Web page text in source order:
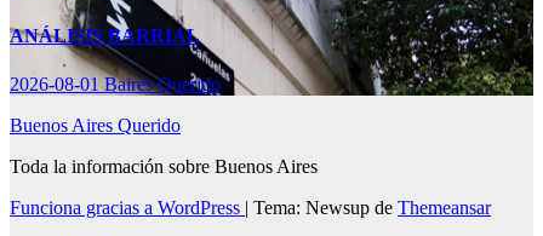
ANÁLISIS BARRIAL
2026-08-01Baires Querido
Buenos Aires Querido
Toda la información sobre Buenos Aires
Funciona gracias a WordPress | Tema: Newsup de Themeansar